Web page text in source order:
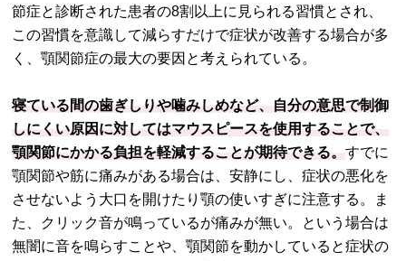
節症と診断された患者の8割以上に見られる習慣とされ、
この習慣を意識して減らすだけで症状が改善する場合が多
く、顎関節症の最大の要因と考えられている。
寝ている間の歯ぎしりや噛みしめなど、自分の意思で制御
しにくい原因に対してはマウスピースを使用することで、
顎関節にかかる負担を軽減することが期待できる。すでに
顎関節や筋に痛みがある場合は、安静にし、症状の悪化を
させないよう大口を開けたり顎の使いすぎに注意する。ま
た、クリック音が鳴っているが痛みが無い。という場合は
無闇に音を鳴らすことや、顎関節を動かしていると症状の